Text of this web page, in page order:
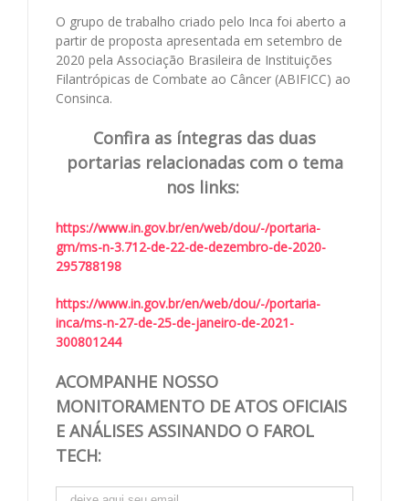
O grupo de trabalho criado pelo Inca foi aberto a
partir de proposta apresentada em setembro de
2020 pela Associação Brasileira de Instituições
Filantrópicas de Combate ao Câncer (ABIFICC) ao
Consinca.
Confira as íntegras das duas
portarias relacionadas com o tema
nos links:
https://www.in.gov.br/en/web/dou/-/portaria-
gm/ms-n-3.712-de-22-de-dezembro-de-2020-
295788198
https://www.in.gov.br/en/web/dou/-/portaria-
inca/ms-n-27-de-25-de-janeiro-de-2021-
300801244
ACOMPANHE NOSSO
MONITORAMENTO DE ATOS OFICIAIS
E ANÁLISES ASSINANDO O FAROL
TECH: